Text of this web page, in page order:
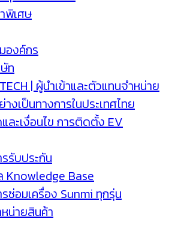
พิเศษ
องค์กร
ท
| ผู้นำเข้าและตัวแทนจำหน่าย
างเป็นทางการในประเทศไทย
ละเงื่อนไข การติดตั้ง EV
รรับประกัน
Knowledge Base
ซ่อมเครื่อง Sunmi ทุกรุ่น
น่ายสินค้า